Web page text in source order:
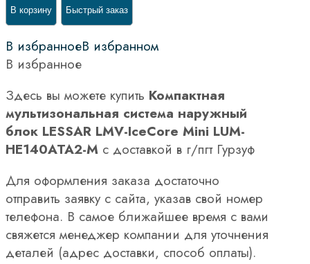
В корзину Быстрый заказ
В избранноеВ избранном
В избранное
Здесь вы можете купить Компактная
мультизональная система наружный
блок LESSAR LMV-IceCore Mini LUM-
HE140ATA2-M с доставкой в г/пгт Гурзуф
Для оформления заказа достаточно
отправить заявку с сайта, указав свой номер
телефона. В самое ближайшее время с вами
свяжется менеджер компании для уточнения
деталей (адрес доставки, способ оплаты).